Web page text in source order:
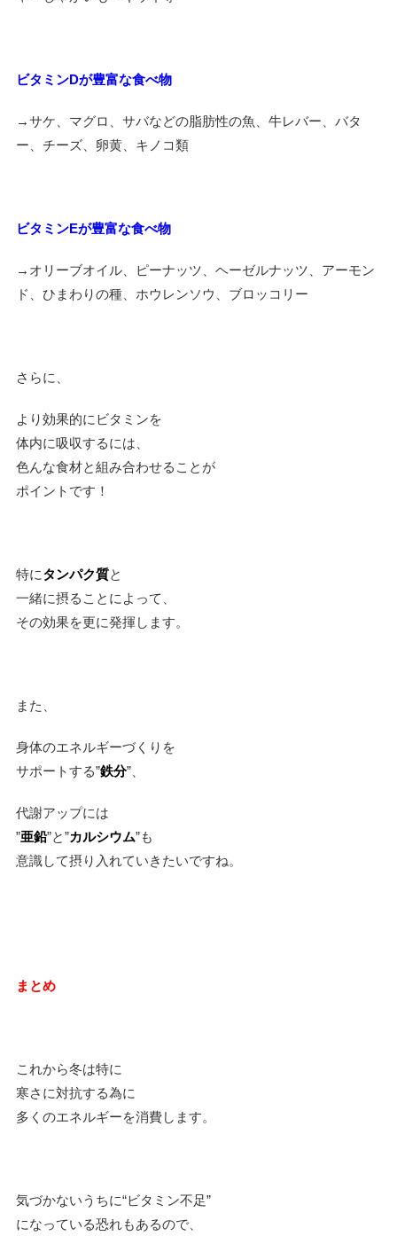
ビタミンDが豊富な食べ物
→サケ、マグロ、サバなどの脂肪性の魚、牛レバー、バタ
ー、チーズ、卵黄、キノコ類
ビタミンEが豊富な食べ物
→ オリーブオイル、ピーナッツ、ヘーゼルナッツ、アーモン
ド、ひまわりの種、ホウレンソウ、ブロッコリー
さらに、
より効果的にビタミンを
体内に吸収するには、
色んな食材と組み合わせることが
ポイントです！
特にタンパク質と
一緒に摂ることによって、
その効果を更に発揮します。
また、
身体のエネルギーづくりを
サポートする”鉄分”、
代謝アップには
”亜鉛”と”カルシウム”も
意識して摂り入れていきたいですね。
まとめ
これから冬は特に
寒さに対抗する為に
多くのエネルギーを消費します。
気づかないうちに“ビタミン不足”
になっている恐れもあるので、